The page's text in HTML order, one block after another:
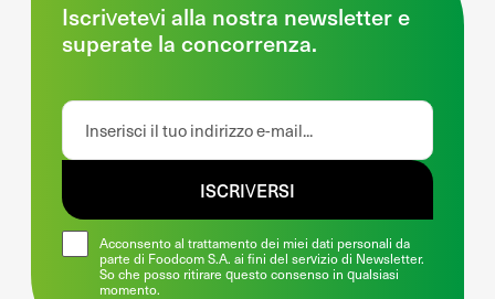
Iscrivetevi alla nostra newsletter e
superate la concorrenza.
Acconsento al trattamento dei miei dati personali da
parte di Foodcom S.A. ai fini del servizio di Newsletter.
So che posso ritirare questo consenso in qualsiasi
momento.
ISCRIVERSI